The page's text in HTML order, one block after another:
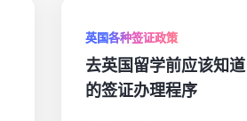
英国各种签证政策
去英国留学前应该知道
的签证办理程序